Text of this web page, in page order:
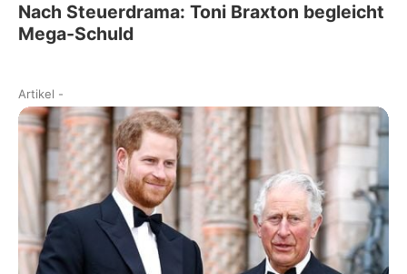
Nach Steuerdrama: Toni Braxton begleicht
Mega-Schuld
Artikel -